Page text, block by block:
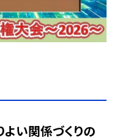
よい関係づくりの